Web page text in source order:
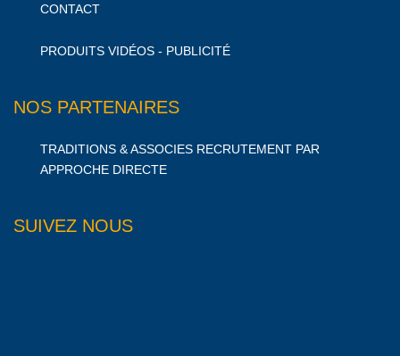
CONTACT
PRODUITS VIDÉOS - PUBLICITÉ
NOS PARTENAIRES
TRADITIONS & ASSOCIES RECRUTEMENT PAR
APPROCHE DIRECTE
SUIVEZ NOUS